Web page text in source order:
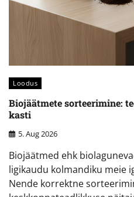
Loodus
Biojäätmete sorteerimine:
kasti
5. Aug 2026
Biojäätmed ehk
ligikaudu kolmandiku meie
Nende korrektne